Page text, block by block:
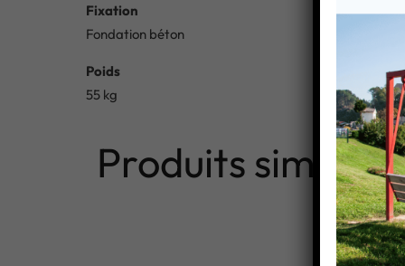
Fixation
Fondation béton
Poids
55 kg
Produits